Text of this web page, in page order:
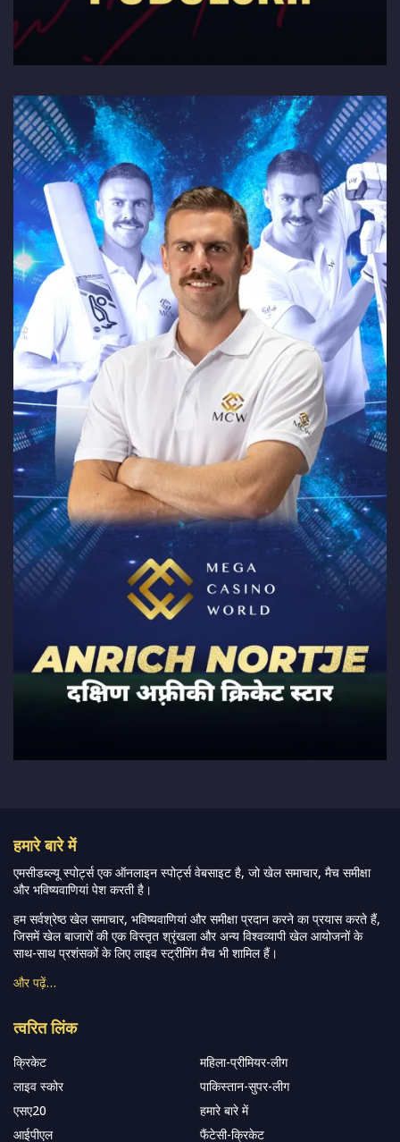
हमारे बारे में
एमसीडब्ल्यू स्पोर्ट्स एक ऑनलाइन स्पोर्ट्स वेबसाइट है, जो खेल समाचार, मैच समीक्षा
और भविष्यवाणियां पेश करती है।
हम सर्वश्रेष्ठ खेल समाचार, भविष्यवाणियां और समीक्षा प्रदान करने का प्रयास करते हैं,
जिसमें खेल बाजारों की एक विस्तृत श्रृंखला और अन्य विश्वव्यापी खेल आयोजनों के
साथ-साथ प्रशंसकों के लिए लाइव स्ट्रीमिंग मैच भी शामिल हैं।
और पढ़ें…
त्वरित लिंक
क्रिकेट
महिला-प्रीमियर-लीग
लाइव स्कोर
पाकिस्तान-सुपर-लीग
एसए20
हमारे बारे में
आईपीएल
फैंटेसी-क्रिकेट